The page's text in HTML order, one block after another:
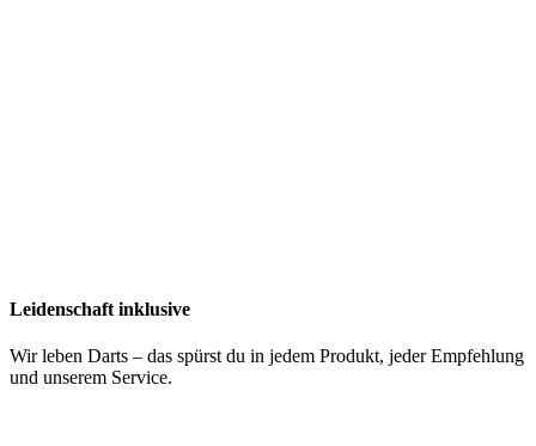
Leidenschaft inklusive
Wir leben Darts – das spürst du in jedem Produkt, jeder Empfehlung
und unserem Service.